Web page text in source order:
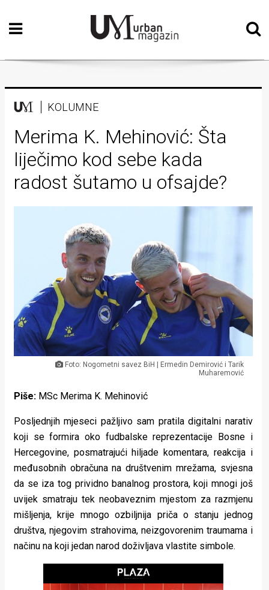
Početna
Vizualne
Teatar
Književnost
Muzika
Film
Intervju
Beauty
Fashion
Zdravlje
stolom
Život
pokretu
Ideje
rade
KOLUMNE
Merima K. Mehinović: Šta
liječimo kod sebe kada
radost šutamo u ofsajde?
Foto: Nogometni savez BiH | Ermedin Demirović i Tarik
Muharemović
Piše: MSc Merima K. Mehinović
Posljednjih mjeseci pažljivo sam pratila digitalni narativ
koji se formira oko fudbalske reprezentacije Bosne i
Hercegovine, posmatrajući hiljade komentara, reakcija i
međusobnih obračuna na društvenim mrežama, svjesna
da se iza tog prividno banalnog prostora, koji mnogi još
uvijek smatraju tek neobaveznim mjestom za razmjenu
mišljenja, krije mnogo ozbiljnija priča o stanju jednog
društva, njegovim strahovima, neizgovorenim traumama i
načinu na koji jedan narod doživljava vlastite simbole.